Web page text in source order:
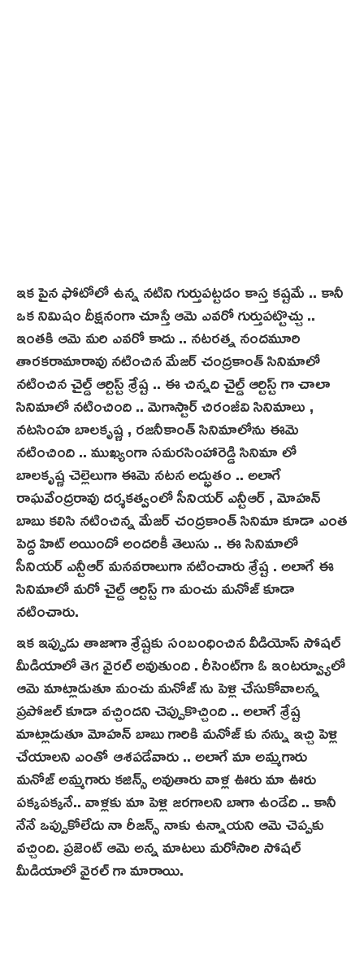
ఇక పైన ఫోటోలో ఉన్న నటిని గుర్తుపట్టడం కాస్త కష్టమే .. కానీ
ఒక నిమిషం దీక్షనంగా చూస్తే ఆమె ఎవరో గుర్తుపట్టొచ్చు ..
ఇంత‌కి ఆమె మరి ఎవరో కాదు .. నటరత్న నందమూరి
తారకరామారావు నటించిన మేజర్ చంద్రకాంత్ సినిమాలో
నటించిన చైల్డ్ ఆర్టిస్ట్ శ్రేష్ట .. ఈ చిన్నది చైల్డ్ ఆర్టిస్ట్ గా చాలా
సినిమాలో నటించింది .. మెగాస్టార్ చిరంజీవి సినిమాలు ,
నట‌సింహ బాలకృష్ణ , రజనీకాంత్ సినిమాలోను ఈమె
నటించింది .. ముఖ్యంగా సమరసింహారెడ్డి సినిమా లో
బాలకృష్ణ చెల్లెలుగా ఈమె నటన అద్భుతం .. అలాగే
రాఘవేంద్రరావు దర్శకత్వంలో సీనియర్ ఎన్టీఆర్ , మోహన్
బాబు కలిసి నటించిన్న‌ మేజర్ చంద్రకాంత్ సినిమా కూడా ఎంత
పెద్ద హిట్ అయిందో అందరికీ తెలుసు .. ఈ సినిమాలో
సీనియర్ ఎన్టీఆర్ మనవరాలుగా నటించారు శ్రేష్ట . అలాగే ఈ
సినిమాలో మరో చైల్డ్ ఆర్టిస్ట్ గా మంచు మనోజ్ కూడా
నటించారు.
ఇక ఇప్పుడు తాజాగా శ్రేష్టకు సంబంధించిన వీడియోస్ సోషల్
మీడియాలో తెగ వైరల్ అవుతుంది . రీసెంట్‌గా ఓ ఇంటర్వ్యూలో
ఆమె మాట్లాడుతూ మంచు మనోజ్ ను పెళ్లి చేసుకోవాలన్న
ప్రపోజల్ కూడా వచ్చిందని చెప్పుకొచ్చింది .. అలాగే శ్రేష్ట
మాట్లాడుతూ మోహన్ బాబు గారికి మనోజ్ కు నన్ను ఇచ్చి పెళ్లి
చేయాలని ఎంతో ఆశపడేవారు .. అలాగే మా అమ్మగారు
మనోజ్ అమ్మగారు కజిన్స్ అవుతారు వాళ్ల ఊరు మా ఊరు
పక్కపక్కనే.. వాళ్లకు మా పెళ్లి జరగాలని బాగా ఉండేది .. కానీ
నేనే ఒప్పుకోలేదు నా రీజన్స్ నాకు ఉన్నాయని ఆమె చెప్పకు
వచ్చింది. ప్రజెంట్ ఆమె అన్న మాటలు మరోసారి సోషల్
మీడియాలో వైరల్ గా మారాయి.